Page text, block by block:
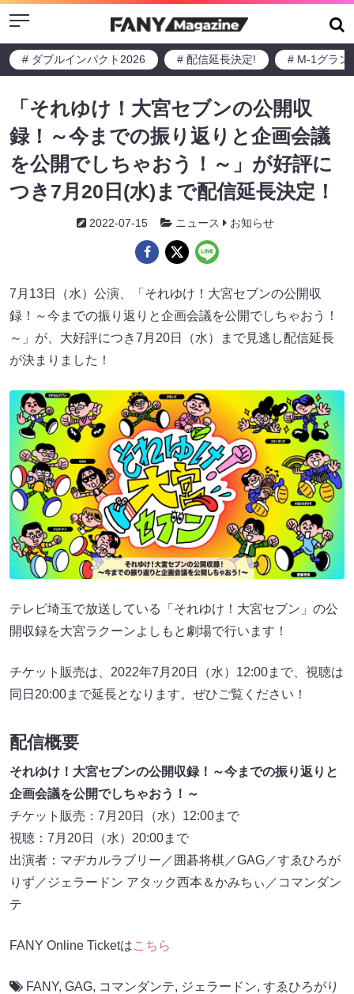
Menu
# ダブルインパクト2026 # 配信延長決定! # M-1グラン
「それゆけ！大宮セブンの公開収
録！～今までの振り返りと企画会議
を公開でしちゃおう！～」が好評に
つき7月20日(水)まで配信延長決定！
2022-07-15 ニュース お知らせ
7月13日（水）公演、「それゆけ！大宮セブンの公開収
録！～今までの振り返りと企画会議を公開でしちゃおう！
～」が、大好評につき7月20日（水）まで見逃し配信延長
が決まりました！
テレビ埼玉で放送している「それゆけ！大宮セブン」の公
開収録を大宮ラクーンよしもと劇場で行います！
チケット販売は、2022年7月20日（水）12:00まで、視聴は
同日20:00まで延長となります。ぜひご覧ください！
配信概要
それゆけ！大宮セブンの公開収録！～今までの振り返りと
企画会議を公開でしちゃおう！～
チケット販売：7月20日（水）12:00まで
視聴：7月20日（水）20:00まで
出演者：マヂカルラブリー／囲碁将棋／GAG／すゑひろが
りず／ジェラードン アタック西本＆かみちぃ／コマンダン
テ
FANY Online Ticketはこちら
FANY, GAG, コマンダンテ, ジェラードン, すゑひろがり